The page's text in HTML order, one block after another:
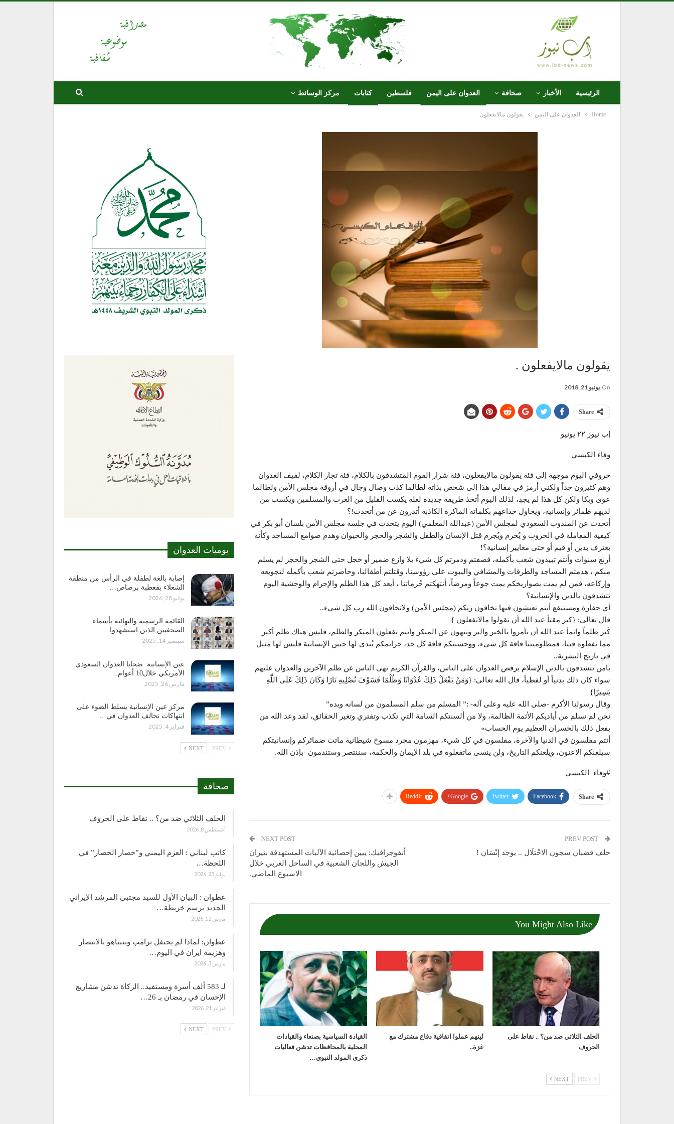
الرئيسية الأخبار صحافة العدوان على اليمن فلسطين كتابات مركز الوسائط
Home العدوان على اليمن يقولون مالايفعلون .
يقولون مالايفعلون .
On يونيو 21, 2018
Share
إب نيوز ٢٢ يونيو
وفاء الكبسي
حروفي اليوم موجهة إلى فئة يقولون مالايفعلون، فئة شرار القوم المتشدقون بالكلام، فئة تجار الكلام، لفيف العدوان
وهم كثيرون جداً ولكني أرمز في مقالي هذا إلى شخص بذاته لطالما كذب وصال وجال في أروقة مجلس الأمن ولطالما
عوى وبكا ولكن كل هذا لم يجدِ، لذلك اليوم أتخذ طريقة جديدة لعله يكسب القليل من العرب والمسلمين ويكسب من
لديهم ظمائر وإنسانية، ويحاول خداعهم بكلماته الماكرة الكاذبة أتدرون عن من أتحدث!؟
أتحدث عن المندوب السعودي لمجلس الأمن (عبدالله المعلمي) اليوم يتحدث في جلسة مجلس الأمن بلسان أبو بكر في
كيفية المعاملة في الحروب و يُحرم ويُجرم قتل الإنسان والطفل والشجر والحجر والحيوان وهدم صوامع المساجد وكأنه
يعترف بدين أو قيم أو حتى معايير إنسانية؟!
أربع سنوات وأنتم تبيدون شعب بأكمله، قصفتم ودمرتم كل شيء بلا وازع ضمير أو خجل حتى الشجر والحجر لم يسلم
منكم ، هدمتم المساجد والطرقات والمشافي والبيوت على رؤوسنا، وقتلتم أطفالنا، وحاصرتم شعب بأكمله لتجويعه
وإركاعه، فمن لم يمت بصواريخكم يمت جوعاً ومرضاً، أنتهكتم حُرماتنا ، أبعد كل هذا الظلم والإجرام والوحشية اليوم
تتشدقون بالدين والإنسانية؟
أي حقارة ومستنقع أنتم تعيشون فيها تخافون ربكم (مجلس الأمن) ولاتخافون الله رب كل شيء..
قال تعالى: {كبر مقتاً عند الله أن تقولوا مالاتفعلون }
كَبر ظلماً واثماً عند الله أن تأمروا بالخير والبر وتنهون عن المنكر وأنتم تفعلون المنكر والظلم، فليس هناك ظلم أكبر
مما تفعلوه فينا، فمظلوميتنا فاقة كل شيء، ووحشيتكم فاقة كل حد، جرائمكم يُندى لها جبين الإنسانية فليس لها مثيل
في تاريخ البشرية..
يامن تتشدقون بالدين الإسلام يرفض العدوان على الناس، والقرآن الكريم نهى الناس عن ظلم الآخرين والعدوان عليهم
سواء كان ذلك بدنياً أو لفظياً، قال الله تعالى: {وَمَنْ يَفْعَلْ ذَلِكَ عُدْوَانًا وَظُلْمًا فَسَوْفَ نُصْلِيهِ نَارًا وَكَانَ ذَلِكَ عَلَى اللَّهِ
يَسِيرًا}
وقال رسولنا الأكرم -صلى الله عليه وعلى آله- :” المسلم من سلم المسلمون من لسانه ويده”
نحن لم نسلم من أياديكم الأثمة الظالمة، ولا من ألسنتكم السامة التي تكذب وتفتري وتغير الحقائق، لقد وعد الله من
يفعل ذلك بالخسران العظيم يوم الحساب»
أنتم مفلسون في الدنيا والآخرة، مفلسون في كل شيء، مهزمون مجرد مسوخ شيطانية ماتت ضمائركم وإنسانيتكم
سيلعنكم الاعنون، ويلعنكم التاريخ، ولن ينسى ماتفعلوه في بلد الإيمان والحكمة، سننتصر وستندمون -بإذن الله.
#وفاء_الكبسي
Share
Facebook
Twitter
Google+
ReddIt
خلف قضبان سجون الاحْتلَال .. يوجد إنْسَان !
NEXT POST
أنفوجرافيك: يبين إحصائية الآليات المستهدفة بنيران
الجيش واللجان الشعبية في الساحل الغربي خلال
الاسبوع الماضي.
You Might Also Like
الحلف الثلاثي ضد من؟ .. نقاط على
الحروف
ليتهم عملوا اتفاقية دفاع مشترك مع
غزة..
القيادة السياسية بصنعاء والقيادات
المحلية بالمحافظات تدشن فعاليات
ذكرى المولد النبوي…
NEXT
يوميات العدوان
إصابة بالغة لطفلة في الرأس من منطقة
الشعلاء بقعطبة برصاص…
يوليو 28, 2026
القائمة الرسمية والنهائية بأسماء
الصحفيين الذين استشهدوا…
سبتمبر 14, 2025
عين الإنسانية: ضحايا العدوان السعودي
الأمريكي خلال10 أعوام…
مارس 26, 2025
مركز عين الإنسانية يسلط الضوء على
انتهاكات تحالف العدوان في…
فبراير 4, 2025
NEXT
صحافة
الحلف الثلاثي ضد من؟ .. نقاط على الحروف
أغسطس 8, 2026
كاتب لبناني : العزم اليمني و”حصار الحصار” في
اللحظة…
يوليو 23, 2026
عطوان : البيان الأول للسيد مجتبى المرشد الإيراني
الجديد يرسم خريطة…
مارس 12, 2026
عطوان: لماذا لم يحتفل ترامب ونتنياهو بالانتصار
وهزيمة ايران في اليوم…
مارس 3, 2026
لـ 583 ألف أسرة ومستفيد.. الزكاة تدشن مشاريع
الإحسان في رمضان بـ 26…
فبراير 21, 2026
NEXT